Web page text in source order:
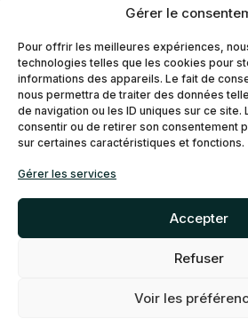
Gérer le
Pour offrir les meilleures expériences,
technologies telles que les cookies pour
informations des appareils. Le fait de
nous permettra de traiter des données
de navigation ou les ID uniques sur ce site.
consentir ou de retirer son consentement
sur certaines caractéristiques et fonctions.
Gérer les services
Accepter
Refuser
Voir les
Politique de
confidentialité
Politiques
de remboursement
Politique de cookies
©2026 Réseau
droits reservés -
My
- Agence